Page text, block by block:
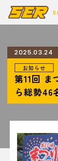
会社概要
関連事業
ニュース
CSR
2025.03.24
お知らせ
第11回 ま
ら総勢46